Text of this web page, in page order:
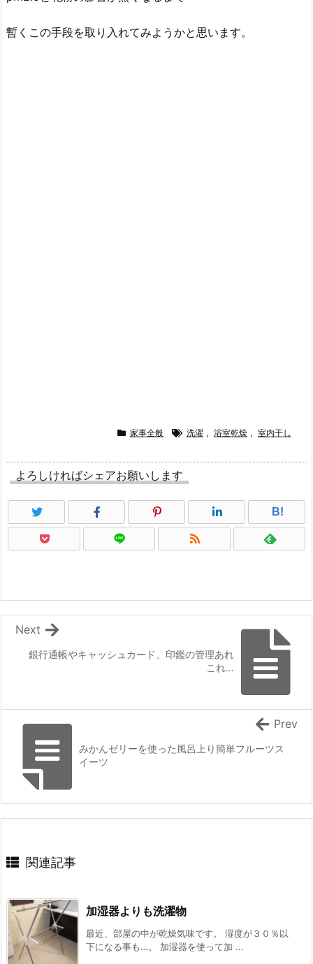
暫くこの手段を取り入れてみようかと思います。
家事全般 洗濯 , 浴室乾燥 , 室内干し
よろしければシェアお願いします
B!
銀行通帳やキャッシュカード、印鑑の管理あれ
これ…
Next
みかんゼリーを使った風呂上り簡単フルーツス
イーツ
Prev
関連記事
加湿器よりも洗濯物
最近、部屋の中が乾燥気味です。 湿度が３０％以
下になる事も…。 加湿器を使って加 ...